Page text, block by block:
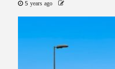
5 years ago